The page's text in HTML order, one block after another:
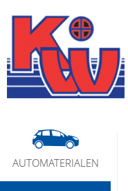
AUTOMATERIALEN